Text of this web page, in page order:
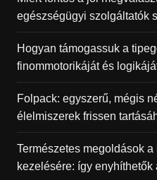
egészségügyi szolgáltatók
Hogyan támogassuk a
finommotorikáját és
Folpack: egyszerű, mégis
élelmiszerek frissen
Természetes megoldások
kezelésére: így